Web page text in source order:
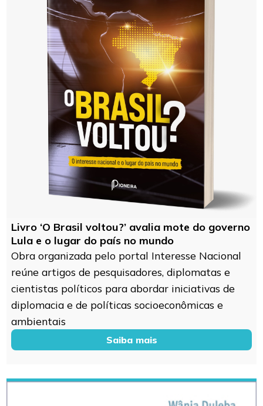
Livro ‘O Brasil voltou?’ avalia mote do governo
Lula e o lugar do país no mundo
Obra organizada pelo portal Interesse Nacional
reúne artigos de pesquisadores, diplomatas e
cientistas políticos para abordar iniciativas de
diplomacia e de políticas socioeconômicas e
ambientais
Saiba mais